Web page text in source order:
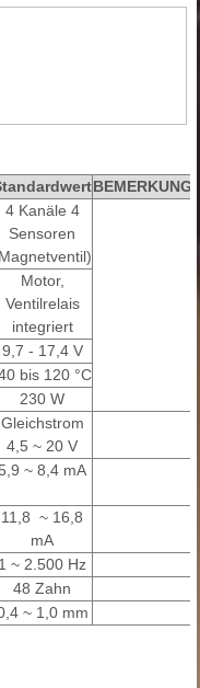
BEMERKUNG
4 Kanäle 4
Sensoren
Motor,
Ventilrelais
integriert
9,7 - 17,4 V
bis 120 °C
230 W
Gleichstrom
4,5 ~ 20 V
~ 8,4 mA
11,8 ~ 16,8
mA
1 ~ 2.500 Hz
48 Zahn
~ 1,0 mm